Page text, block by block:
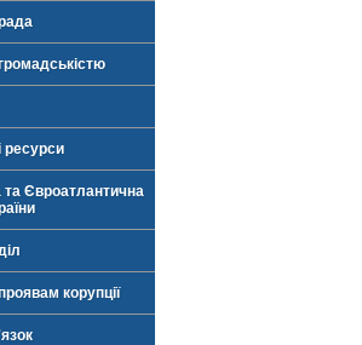
ресурси
Євроатлантична
корупції